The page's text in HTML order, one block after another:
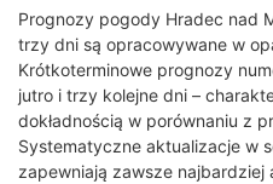
Prognozy pogody Hradec nad
trzy dni są opracowywane w
Krótkoterminowe prognozy
jutro i trzy kolejne dni –
dokładnością w porównaniu z
Systematyczne aktualizacje w
zapewniają zawsze najbardziej